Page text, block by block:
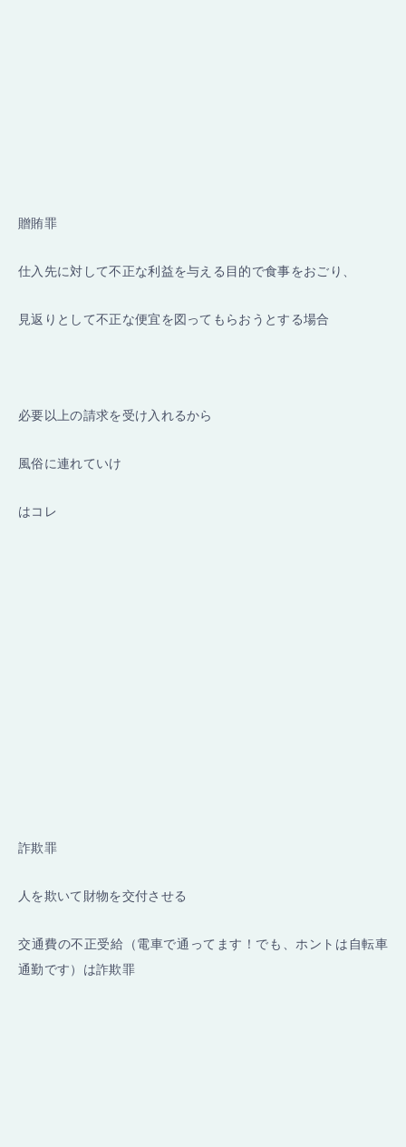
贈賄罪
仕入先に対して不正な利益を与える目的で食事をおごり、
見返りとして不正な便宜を図ってもらおうとする場合
必要以上の請求を受け入れるから
風俗に連れていけ
はコレ
詐欺罪
人を欺いて財物を交付させる
交通費の不正受給（電車で通ってます！でも、ホントは自転車
通勤です）は詐欺罪